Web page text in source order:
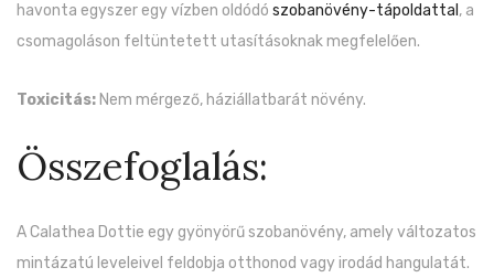
havonta egyszer egy vízben oldódó szobanövény-tápoldattal, a
csomagoláson feltüntetett utasításoknak megfelelően.
Toxicitás:Nem mérgező, háziállatbarát növény.
Összefoglalás:
A Calathea Dottie egy gyönyörű szobanövény, amely változatos
mintázatú leveleivel feldobja otthonod vagy irodád hangulatát.